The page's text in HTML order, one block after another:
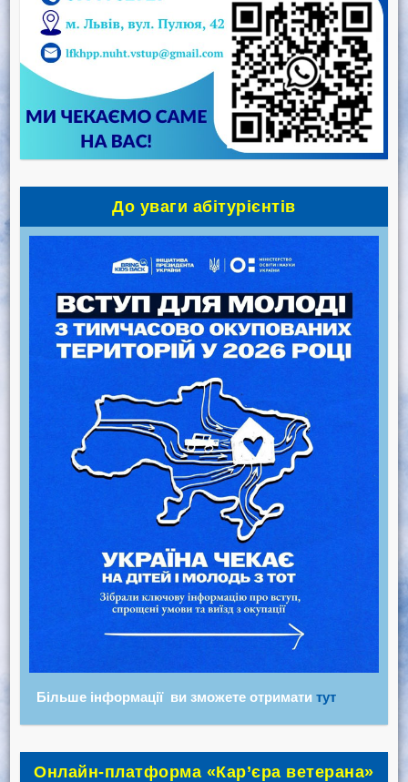
До уваги абітурієнтів
Більше інформації ви зможете отримати тут
Онлайн-платформа «Кар’єра ветерана»